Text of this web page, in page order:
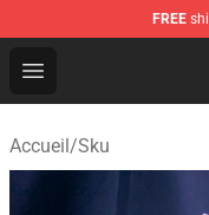
FREE
Open menu
Anime Lamp
Accueil/Sku